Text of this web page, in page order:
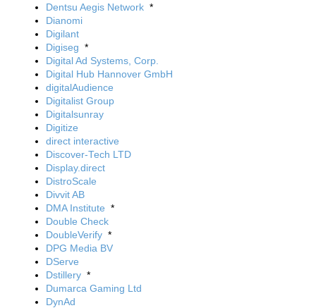
Dentsu Aegis Network *
Dianomi
Digilant
Digiseg *
Digital Ad Systems, Corp.
Digital Hub Hannover GmbH
digitalAudience
Digitalist Group
Digitalsunray
Digitize
direct interactive
Discover-Tech LTD
Display.direct
DistroScale
Divvit AB
DMA Institute *
Double Check
DoubleVerify *
DPG Media BV
DServe
Dstillery *
Dumarca Gaming Ltd
DynAd